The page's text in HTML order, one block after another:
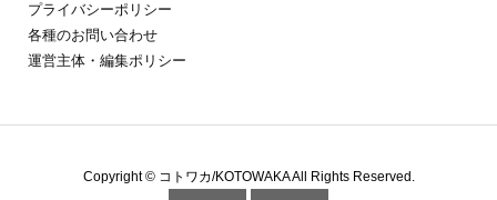
プライバシーポリシー
各種のお問い合わせ
運営主体・編集ポリシー
Copyright © コトワカ/KOTOWAKAAll Rights Reserved.